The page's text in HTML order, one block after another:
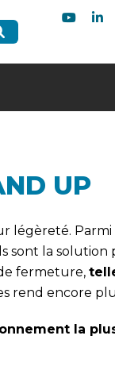
UP
Parmi
sont la
fermeture,
rend encore
la